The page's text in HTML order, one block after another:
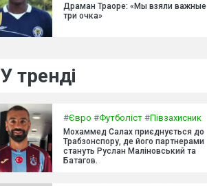
Драман Траоре: «Мы взяли важные
три очка»
У тренді
#Євро #Футболіст #Півзахисник
Мохаммед Салах приєднується до
Трабзонспору, де його партнерами
стануть Руслан Маліновський та
Батагов.